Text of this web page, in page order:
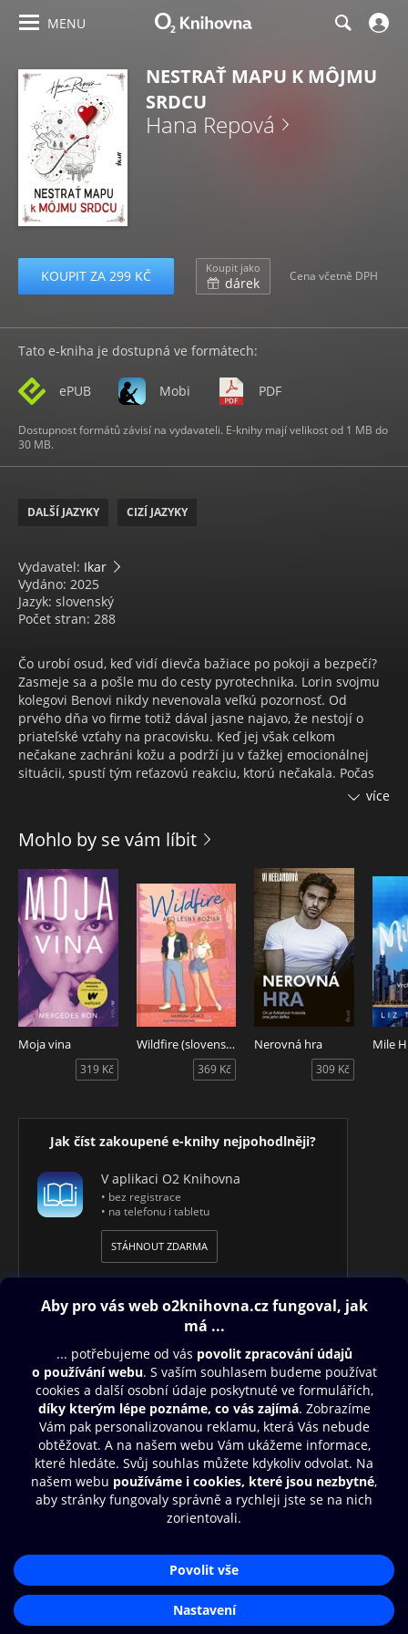
MENU
NESTRAŤ MAPU K MÔJMU
SRDCU
Hana Repová
KOUPIT ZA 299 KČ Koupit jako
dárek Cena včetně DPH
Tato e-kniha je dostupná ve formátech:
ePUB Mobi PDF
Dostupnost formátů závisí na vydavateli. E-knihy mají velikost od 1 MB do
30 MB.
DALŠÍ JAZYKY CIZÍ JAZYKY
Vydavatel: Ikar
Vydáno: 2025
Jazyk: slovenský
Počet stran: 288
Čo urobí osud, keď vidí dievča bažiace po pokoji a bezpečí?
Zasmeje sa a pošle mu do cesty pyrotechnika. Lorin svojmu
kolegovi Benovi nikdy nevenovala veľkú pozornosť. Od
prvého dňa vo firme totiž dával jasne najavo, že nestojí o
priateľské vzťahy na pracovisku. Keď jej však celkom
nečakane zachráni kožu a podrží ju v ťažkej emocionálnej
situácii, spustí tým reťazovú reakciu, ktorú nečakala. Počas
krátkeho spolunažívania v jej byte sa o nej dozvie viac, ako
kapitolu, ktorú nechce čítať nahlas, ale je šťastím spoznať
více
Mohlo by se vám líbit
Moja vina
319 Kč
Wildfire (slovenský jazyk)
369 Kč
Nerovná hra
309 Kč
Jak číst zakoupené e-knihy nejpohodlněji?
V aplikaci O2 Knihovna
• bez registrace
• na telefonu i tabletu
STÁHNOUT ZDARMA
Obsah ke stažení
Moje O2 Knihovna
Další zábava
© O2 Czech Republic a.s.
Zásady zpracování osobních údajůAplikace O2 Knihovna
Čti a poslouchej své e-knihy a
audioknihy rychleji a pohodlněji.